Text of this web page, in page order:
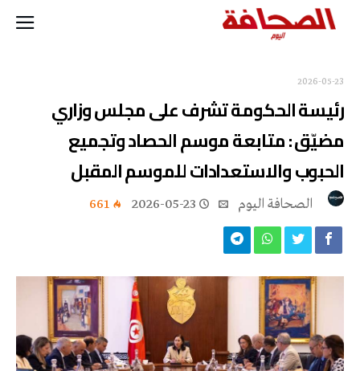
2026-05-23
رئيسة الحكومة تشرف على مجلس وزاري
مضيّق : متابعة موسم الحصاد وتجميع
الحبوب والاستعدادات للموسم المقبل
2026-05-23
661